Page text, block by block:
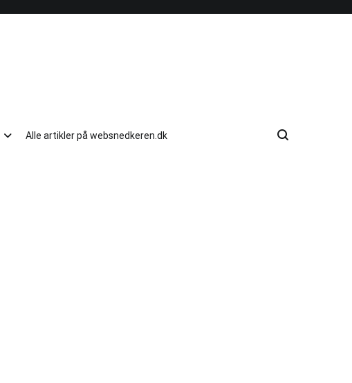
Alle artikler på websnedkeren.dk